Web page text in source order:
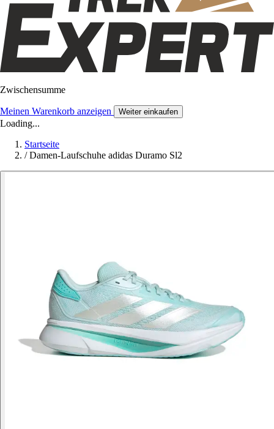
Zwischensumme
Meinen Warenkorb anzeigen Weiter einkaufen
Loading...
Startseite
/ Damen-Laufschuhe adidas Duramo Sl2